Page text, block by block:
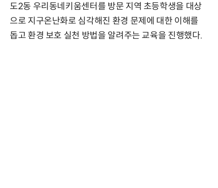
도2동 우리동네키움센터를 방문 지역 초등학생을 대상
으로 지구온난화로 심각해진 환경 문제에 대한 이해를
돕고 환경 보호 실천 방법을 알려주는 교육을 진행했다.